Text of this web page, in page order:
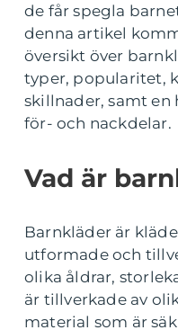
de får spegla
denna artikel
översikt över
typer, popularitet,
skillnader, samt
för- och nackdelar.
Vad är
Barnkläder är
utformade och
olika åldrar,
är tillverkade av
material som är